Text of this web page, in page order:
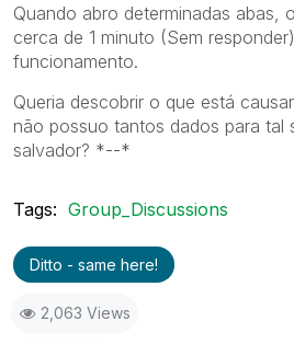
Quando abro determinadas abas,
cerca de 1 minuto (Sem
funcionamento.
Queria descobrir o que está
não possuo tantos dados para tal
salvador? *--*
Tags: Group_Discussions
Ditto - same here!
2,063 Views